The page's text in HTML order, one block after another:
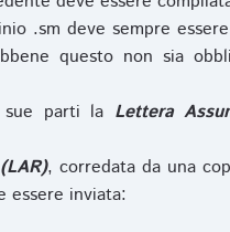
.sm deve sempre
questo non sia
parti la Lettera
, corredata da una
essere inviata: